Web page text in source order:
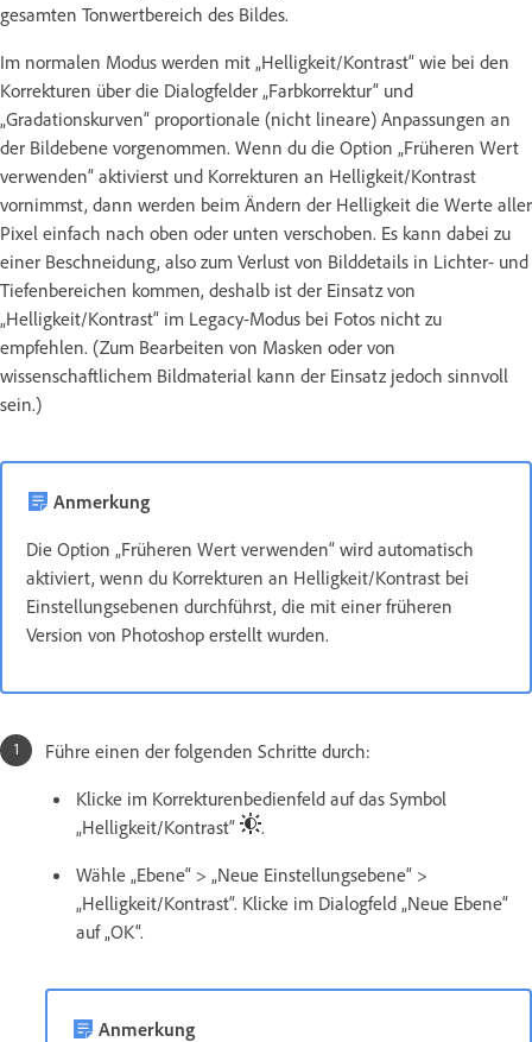
gesamten Tonwertbereich des Bildes.
Im normalen Modus werden mit „Helligkeit/Kontrast“ wie bei den
Korrekturen über die Dialogfelder „Farbkorrektur“ und
„Gradationskurven“ proportionale (nicht lineare) Anpassungen an
der Bildebene vorgenommen. Wenn du die Option „Früheren Wert
verwenden“ aktivierst und Korrekturen an Helligkeit/Kontrast
vornimmst, dann werden beim Ändern der Helligkeit die Werte aller
Pixel einfach nach oben oder unten verschoben. Es kann dabei zu
einer Beschneidung, also zum Verlust von Bilddetails in Lichter- und
Tiefenbereichen kommen, deshalb ist der Einsatz von
„Helligkeit/Kontrast“ im Legacy-Modus bei Fotos nicht zu
empfehlen. (Zum Bearbeiten von Masken oder von
wissenschaftlichem Bildmaterial kann der Einsatz jedoch sinnvoll
sein.)
Anmerkung
Die Option „Früheren Wert verwenden“ wird automatisch
aktiviert, wenn du Korrekturen an Helligkeit/Kontrast bei
Einstellungsebenen durchführst, die mit einer früheren
Version von Photoshop erstellt wurden.
Führe einen der folgenden Schritte durch:
Klicke im Korrekturenbedienfeld auf das Symbol
„Helligkeit/Kontrast“
.
Wähle „Ebene“ > „Neue Einstellungsebene“ >
„Helligkeit/Kontrast“. Klicke im Dialogfeld „Neue Ebene“
auf „OK“.
Anmerkung